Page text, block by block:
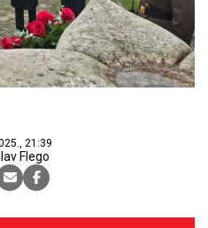
21:39
Flego